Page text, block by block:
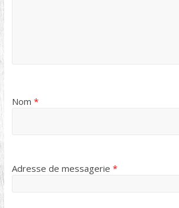
Nom *
Adresse de messagerie *